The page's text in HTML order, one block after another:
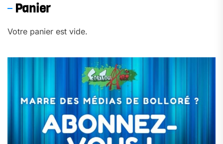
Panier
Votre panier est vide.